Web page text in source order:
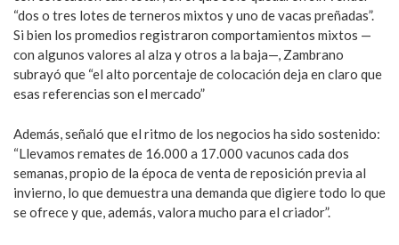
“dos o tres lotes de terneros mixtos y uno de vacas preñadas”.
Si bien los promedios registraron comportamientos mixtos —
con algunos valores al alza y otros a la baja—, Zambrano
subrayó que “el alto porcentaje de colocación deja en claro que
esas referencias son el mercado”
Además, señaló que el ritmo de los negocios ha sido sostenido:
“Llevamos remates de 16.000 a 17.000 vacunos cada dos
semanas, propio de la época de venta de reposición previa al
invierno, lo que demuestra una demanda que digiere todo lo que
se ofrece y que, además, valora mucho para el criador”.